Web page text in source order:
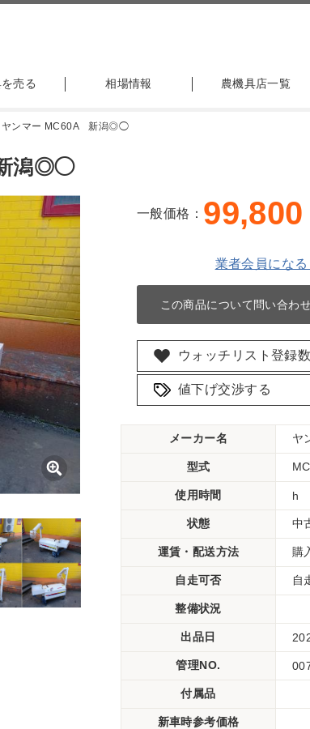
売る 相場情報 農機具店一覧
ヤンマー MC60A 新潟◎◯
潟◎◯
一般価格： 99,800
業者会員にな
この商品について問い合わ
ウォッチリスト登録
値下げ交渉する
メーカー名 ヤ
型式
使用時間 h
状態 中
運賃・配送方法 購
自走可否 自
整備状況
出品日
管理NO.
付属品
新車時参考価格